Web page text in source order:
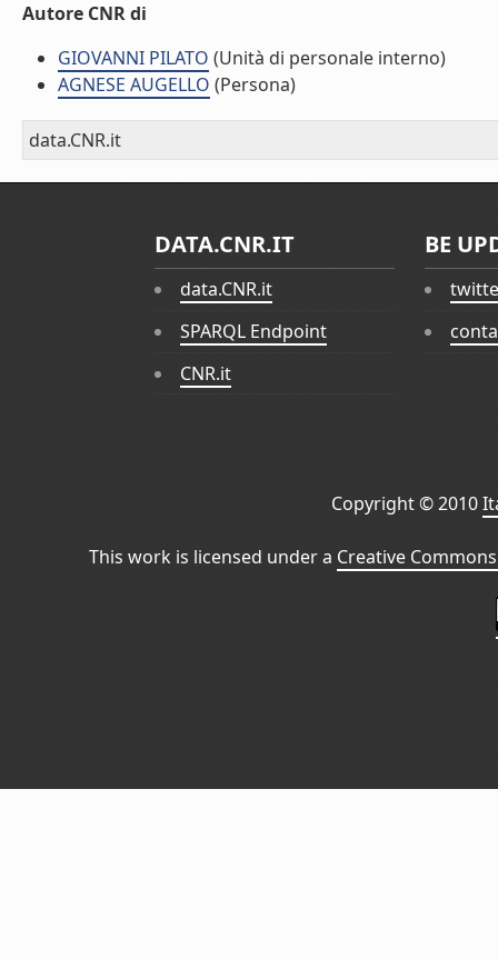
Autore CNR di
GIOVANNI PILATO (Unità di personale interno)
AGNESE AUGELLO (Persona)
data.CNR.it
DATA.CNR.IT
data.CNR.it
SPARQL Endpoint
CNR.it
BE
Copyright © 2010
This work is licensed under a Creative